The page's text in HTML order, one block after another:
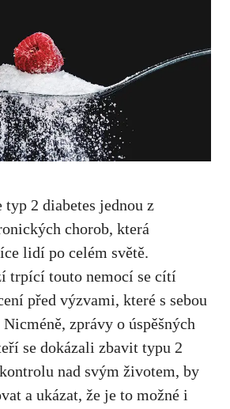
typ 2 diabetes⁤ jednou z
chorob, která
lidí po celém‍ světě.
trpící touto nemocí se​ cítí
před výzvami, které s sebou
zprávy o úspěšných
se dokázali‍ zbavit typu 2‌
nad svým životem, by
a ukázat, že je to možné i⁢